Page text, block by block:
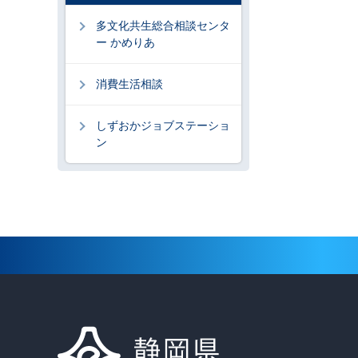
多文化共生総合相談センタ
ー かめりあ
消費生活相談
しずおかジョブステーショ
ン